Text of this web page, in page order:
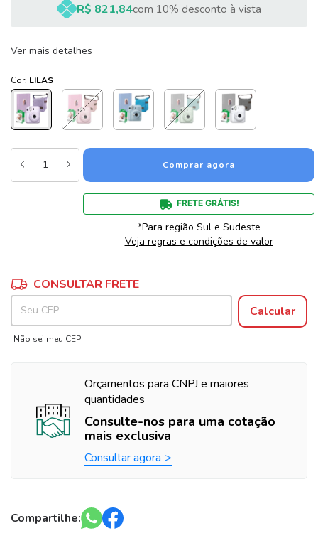
R$ 821,84com 10% desconto à vista
Ver mais detalhes
Cor: LILAS
FRETE GRÁTIS!
*Para região Sul e Sudeste
Veja regras e condições de valor
Entregas para o CEP:
CONSULTAR FRETE
Calcular
Não sei meu CEP
Orçamentos para CNPJ e maiores
quantidades
Consulte-nos para uma cotação
mais exclusiva
Consultar agora
Compartilhe: